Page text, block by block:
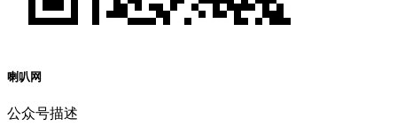
喇叭网
公众号描述